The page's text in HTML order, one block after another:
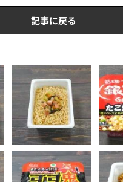
記事に戻る